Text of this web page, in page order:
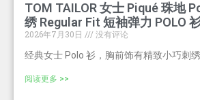
TOM TAILOR 女士 Piqué 珠地
绣 Regular Fit 短袖弹力 POLO
2026年7月30日
没有评论
经典女士 Polo 衫，胸前饰有精致小巧刺
阅读更多 >>